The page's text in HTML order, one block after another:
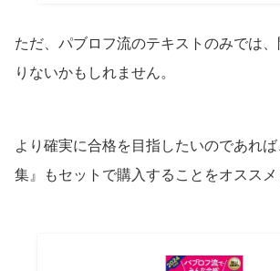
ただ、パブロフ流のテキストのみでは
りないかもしれません。
より確実に合格を目指したいのであれ
集』もセットで購入することをオススメ